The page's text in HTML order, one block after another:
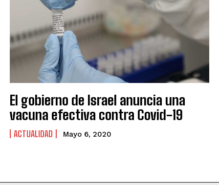
El gobierno de Israel anuncia una
vacuna efectiva contra Covid-19
ACTUALIDAD Mayo 6, 2020